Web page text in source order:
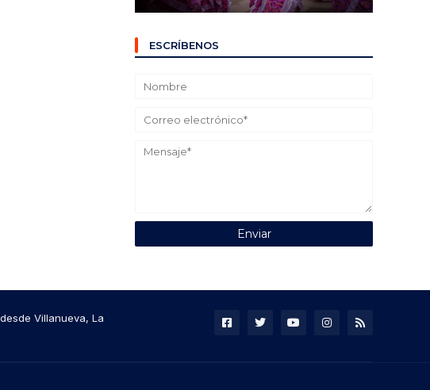
ESCRÍBENOS
Villanueva, La